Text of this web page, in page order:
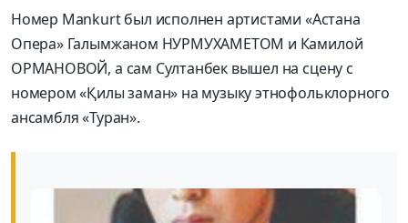
Номер Mankurt был исполнен артистами «Астана
Опера» Галымжаном НУРМУХАМЕТОМ и Камилой
ОРМАНОВОЙ, а сам Султанбек вышел на сцену с
номером «Қилы заман» на музыку этнофольк­лорного
ансамбля «Туран».